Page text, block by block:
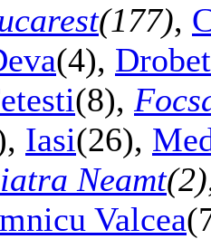
(177),
(4),
(8),
Iasi(26),
Neamt(2)
Valcea